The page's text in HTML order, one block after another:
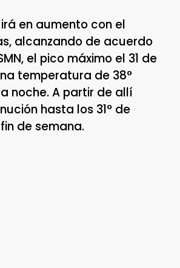
en aumento con el
alcanzando de acuerdo
el pico máximo el 31 de
temperatura de 38°
noche. A partir de allí
hasta los 31° de
de semana.